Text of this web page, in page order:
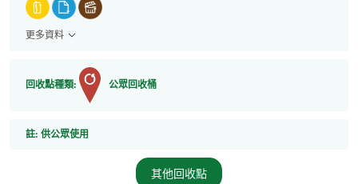
更多資料
回收點種類: 公眾回收桶
註: 註
供公眾使用
其他回收點